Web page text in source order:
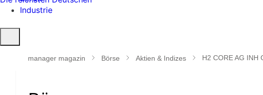
Industrie
öffnen
manager magazin Börse Aktien & Indizes H2 CORE AG INH